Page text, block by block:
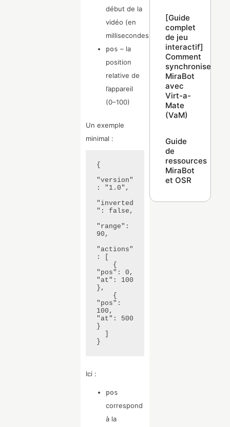
début de la
vidéo (en
millisecondes)
pos – la
position
relative de
l’appareil
(0–100)
Un exemple
minimal :
{
"version"
: "1.0",
"inverted
": false,
"range":
90,
"actions"
: [
"pos": 0,
"at": 100
},
"pos":
100,
"at": 500
}
}
Ici :
pos
correspond
à la
[Guide
complet
de jeu
interactif]
Comment
synchroniser
MiraBot
avec
Virt-a-
Mate
(VaM)
Guide
de
ressources
MiraBot
et OSR